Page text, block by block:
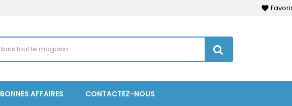
favorite
BONNES AFFAIRES CONTACTEZ-NOUS